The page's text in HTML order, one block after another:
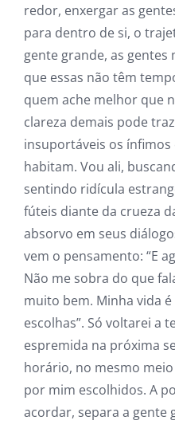
redor, enxergar as
para dentro de si, o
gente grande, as gentes
que essas não têm
quem ache melhor que
clareza demais pode
insuportáveis os ínfimos
habitam. Vou ali,
sentindo ridícula
fúteis diante da crueza
absorvo em seus
vem o pensamento: “E
Não me sobra do que
muito bem. Minha vida
escolhas”. Só voltarei a
espremida na próxima
horário, no mesmo
por mim escolhidos. A
acordar, separa a gente